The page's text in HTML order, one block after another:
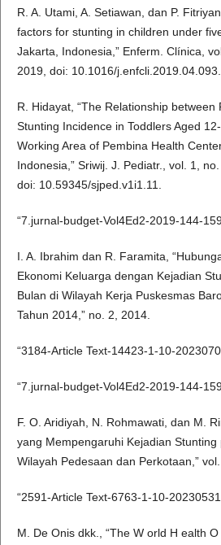
R. A. Utami, A. Setiawan, dan P.
factors for stunting in children under
Jakarta, Indonesia,” Enferm. Clínica,
2019, doi: 10.1016/j.enfcli.2019.04.093.
R. Hidayat, “The Relationship
Stunting Incidence in Toddlers Aged
Working Area of Pembina Health
Indonesia,” Sriwij. J. Pediatr., vol. 1,
doi: 10.59345/sjped.v1i1.11.
“7.jurnal-budget-Vol4Ed2-2019-144-
I. A. Ibrahim dan R. Faramita,
Ekonomi Keluarga dengan Kejadian
Bulan di Wilayah Kerja Puskesmas
Tahun 2014,” no. 2, 2014.
“3184-Article Text-14423-1-10-
“7.jurnal-budget-Vol4Ed2-2019-144-
F. O. Aridiyah, N. Rohmawati, dan M.
yang Mempengaruhi Kejadian Stunting
Wilayah Pedesaan dan Perkotaan,”
“2591-Article Text-6763-1-10-
M. De Onis dkk., “The W orld H ealth